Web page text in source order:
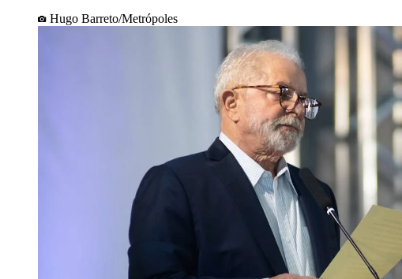
Hugo Barreto/Metrópoles